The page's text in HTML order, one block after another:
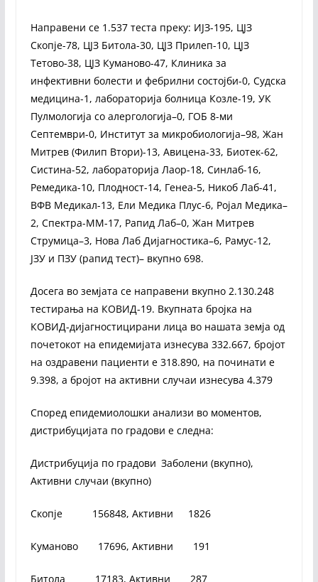
Направени се 1.537 теста преку: ИЈЗ-195, ЦЈЗ
Скопје-78, ЦЈЗ Битола-30, ЦЈЗ Прилеп-10, ЦЈЗ
Тетово-38, ЦЈЗ Куманово-47, Клиника за
инфективни болести и фебрилни состојби-0, Судска
медицина-1, лабораторија болница Козле-19, УК
Пулмологија со алергологија–0, ГОБ 8-ми
Септември-0, Институт за микробиологија–98, Жан
Митрев (Филип Втори)-13, Авицена-33, Биотек-62,
Систина-52, лабораторија Лаор-18, Синлаб-16,
Ремедика-10, Плодност-14, Генеа-5, Никоб Лаб-41,
ВФВ Медикал-13, Ели Медика Плус-6, Ројал Медика–
2, Спектра-ММ-17, Рапид Лаб–0, Жан Митрев
Струмица–3, Нова Лаб Дијагностика–6, Рамус-12,
ЈЗУ и ПЗУ (рапид тест)– вкупно 698.
Досега во земјата се направени вкупно 2.130.248
тестирања на КОВИД-19. Вкупната бројка на
КОВИД-дијагностицирани лица во нашата земја од
почетокот на епидемијата изнесува 332.667, бројот
на оздравени пациенти е 318.890, на починати е
9.398, а бројот на активни случаи изнесува 4.379
Според епидемиолошки анализи во моментов,
дистрибуцијата по градови е следна:
Дистрибуција по градови Заболени (вкупно),
Активни случаи (вкупно)
Скопје 156848, Активни 1826
Куманово 17696, Активни 191
Битола 17183, Активни 287